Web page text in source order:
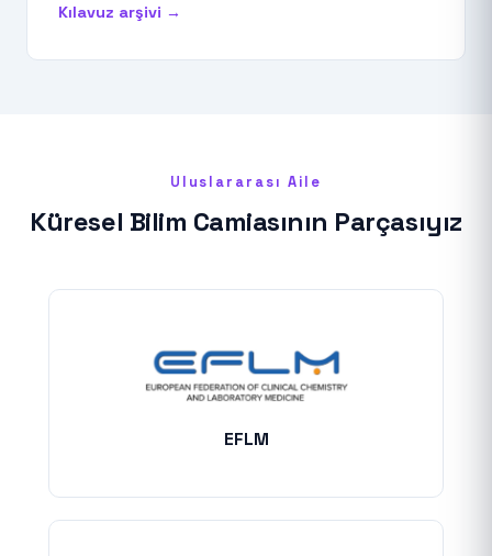
Kılavuz arşivi →
Uluslararası Aile
Küresel Bilim Camiasının Parçasıyız
EFLM